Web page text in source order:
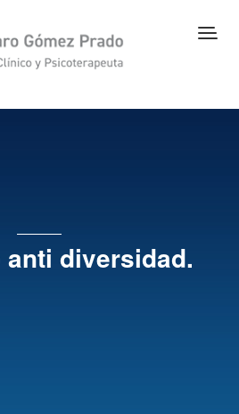
anti diversidad.